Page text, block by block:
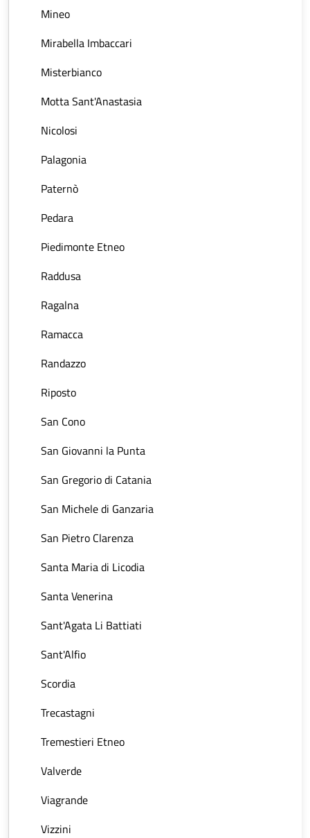
Mineo
Mirabella Imbaccari
Misterbianco
Motta Sant'Anastasia
Nicolosi
Palagonia
Paternò
Pedara
Piedimonte Etneo
Raddusa
Ragalna
Ramacca
Randazzo
Riposto
San Cono
San Giovanni la Punta
San Gregorio di Catania
San Michele di Ganzaria
San Pietro Clarenza
Santa Maria di Licodia
Santa Venerina
Sant'Agata Li Battiati
Sant'Alfio
Scordia
Trecastagni
Tremestieri Etneo
Valverde
Viagrande
Vizzini